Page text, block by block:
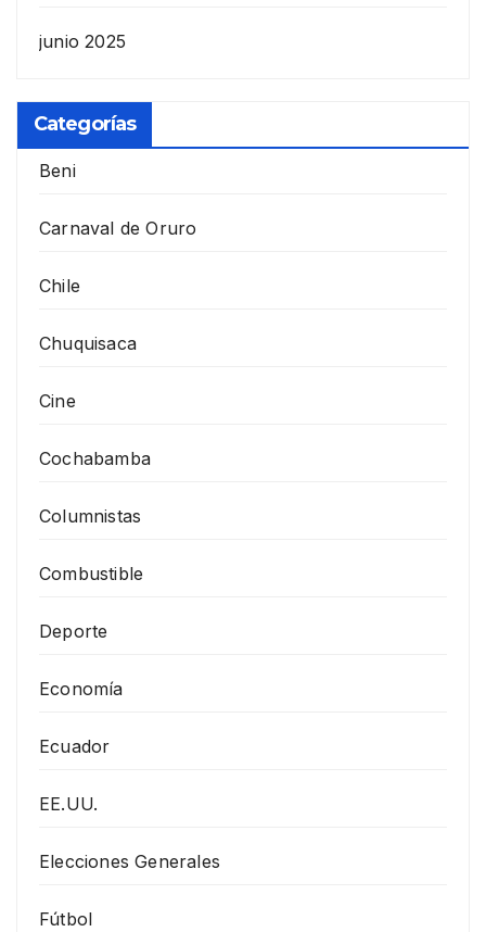
junio 2025
Categorías
Beni
Carnaval de Oruro
Chile
Chuquisaca
Cine
Cochabamba
Columnistas
Combustible
Deporte
Economía
Ecuador
EE.UU.
Elecciones Generales
Fútbol